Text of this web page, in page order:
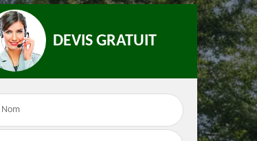
Élagueur 66
DEVIS GRATUIT